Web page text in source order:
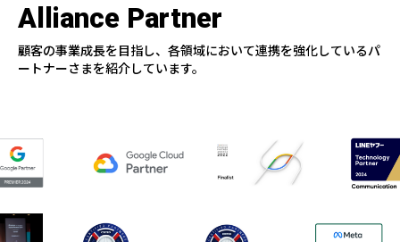
Alliance Partner
顧客の事業成長を目指し、各領域において連携を強化しているパ
ートナーさまを紹介しています。